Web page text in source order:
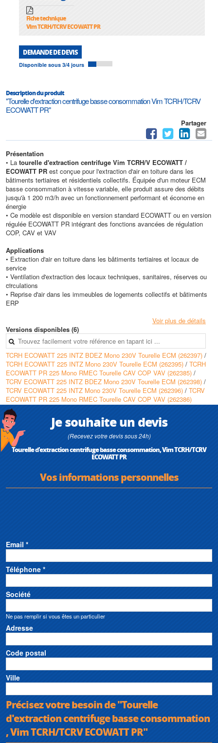
Fiche technique
Vim TCRH/TCRV ECOWATT PR
DEMANDE DE DEVIS
Disponible sous 3/4 jours
Description du produit
"Tourelle d'extraction centrifuge basse consommation Vim TCRH/TCRV
ECOWATT PR"
Partager
Présentation
• La tourelle d'extraction centrifuge Vim TCRH/V ECOWATT /
ECOWATT PR est conçue pour l'extraction d'air en toiture dans les
bâtiments tertiaires et résidentiels collectifs. Équipée d'un moteur ECM
basse consommation à vitesse variable, elle produit assure des débits
jusqu'à 1 200 m3/h avec un fonctionnement performant et économe en
énergie
• Ce modèle est disponible en version standard ECOWATT ou en version
régulée ECOWATT PR intégrant des fonctions avancées de régulation
COP, CAV et VAV
Applications
• Extraction d'air en toiture dans les bâtiments tertiaires et locaux de
service
• Ventilation d'extraction des locaux techniques, sanitaires, réserves ou
circulations
• Reprise d'air dans les immeubles de logements collectifs et bâtiments
ERP
• Rendement aéraulique élevé grâce à la turbine à réaction et au pavillon
d'aspiration optimisé
• Consommation électrique réduite grâce au moteur ECM variable à haut
rendement
• Pilotage avancé en pression constante, débit constant ou débit variable
sur les versions ECOWATT PR
Conception
• Turbine à réaction haute performance en acier galvanisé Z275 montée
en accouplement direct sur l'arbre moteur
• Pavillon d'aspiration optimisé pour limiter les pertes de charge et
améliorer le rendement
• Structure en acier galvanisé Z275 comprenant platine, bras et support
moteur avec 4 pattes de levage
• Motorisation : moteur ECM monophasé 230 V 50 Hz
• Indice de protection moteur : IP 44
• Gamme de débits : jusqu'à 1 200 m3/h
Voir plus de détails
Versions disponibles (6)
TCRH ECOWATT 225 INTZ BDEZ Mono 230V Tourelle ECM (262397) /
TCRH ECOWATT 225 INTZ Mono 230V Tourelle ECM (262395) / TCRH
ECOWATT PR 225 Mono RMEC Tourelle CAV COP VAV (262385) /
TCRV ECOWATT 225 INTZ BDEZ Mono 230V Tourelle ECM (262398) /
TCRV ECOWATT 225 INTZ Mono 230V Tourelle ECM (262396) / TCRV
ECOWATT PR 225 Mono RMEC Tourelle CAV COP VAV (262386)
Je souhaite un devis
(Recevez votre devis sous 24h)
Tourelle d'extraction centrifuge basse consommation, Vim TCRH/TCRV
ECOWATT PR
Vos informations personnelles
Email *
Téléphone *
Société
Ne pas remplir si vous êtes un particulier
Adresse
Code postal
Ville
Précisez votre besoin de "Tourelle
d'extraction centrifuge basse consommation
, Vim TCRH/TCRV ECOWATT PR"